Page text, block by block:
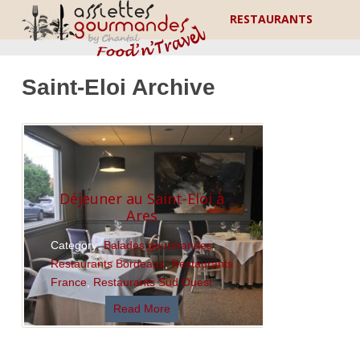
RESTAURANTS
Saint-Eloi Archive
Déjeuner au Saint-Eloi à
Ares
Category:Balades gourmandes,
Restaurants Bordeaux,Restaurants
France, Restaurants Sud Ouest
Read More